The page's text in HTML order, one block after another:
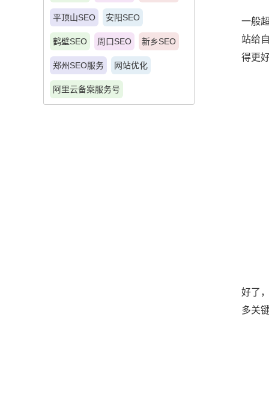
平顶山SEO 安阳SEO
鹤壁SEO 周口SEO 新乡SEO
郑州SEO服务 网站优化
阿里云备案服务号
一般
站给
得更
好了
多关